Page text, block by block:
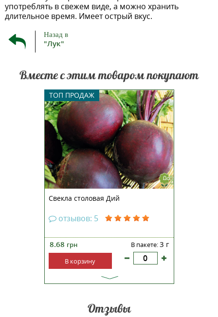
употреблять в свежем виде, а можно хранить
длительное время. Имеет острый вкус.
Назад в
"Лук"
Вместе с этим товаром покупают
ТОП ПРОДАЖ
Среднеранний сорт столовой
свеклы. Созревает к стадии
пучковой спелости за 50-60 дней,
к стадии технической – за 92-110
дней. Розетка средняя,
насчитывает 18-22 листа,
полустоячая, вырастает 35-47
сантиметров в высоту и 30-4...
Свекла столовая Дий
отзывов: 5
8.68 грн В пакете:3 г
В корзину
Отзывы